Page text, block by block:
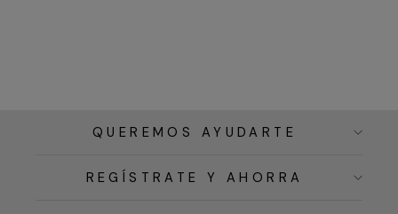
QUEREMOS AYUDARTE
REGÍSTRATE Y AHORRA